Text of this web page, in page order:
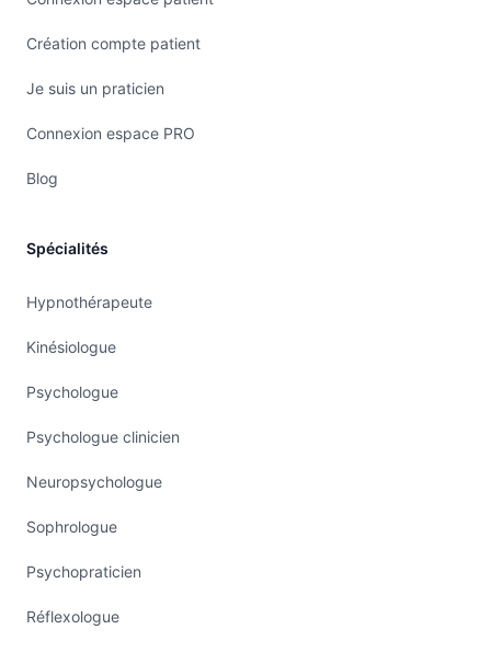
Création compte patient
Je suis un praticien
Connexion espace PRO
Blog
Spécialités
Hypnothérapeute
Kinésiologue
Psychologue
Psychologue clinicien
Neuropsychologue
Sophrologue
Psychopraticien
Réflexologue